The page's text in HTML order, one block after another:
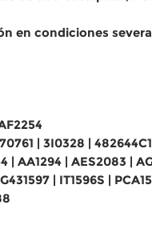
en condiciones
| 3I0328 |
| AA1294 | AES2083 |
| IT1596S |